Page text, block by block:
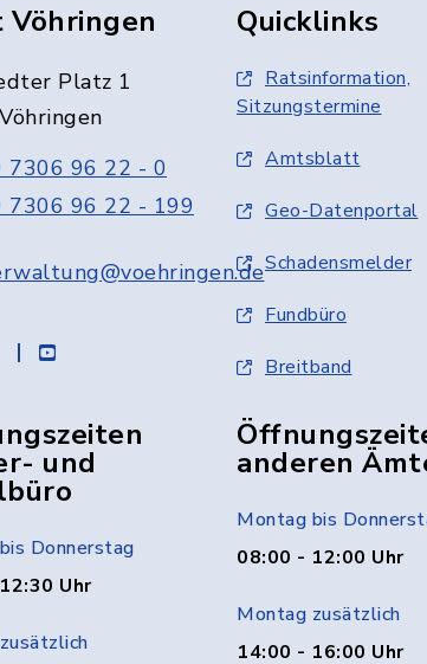
Platz 1
7306 96 22 - 0
7306 96 22 - 199
youtube
Quicklinks
Ratsinformation,
Sitzungstermine
Amtsblatt
Geo-Datenportal
Schadensmelder
Fundbüro
Breitband
und
Donnerstag
Uhr
anderen
Montag bis
08:00 - 12:00 Uhr
Montag zusätzlich
14:00 - 16:00 Uhr